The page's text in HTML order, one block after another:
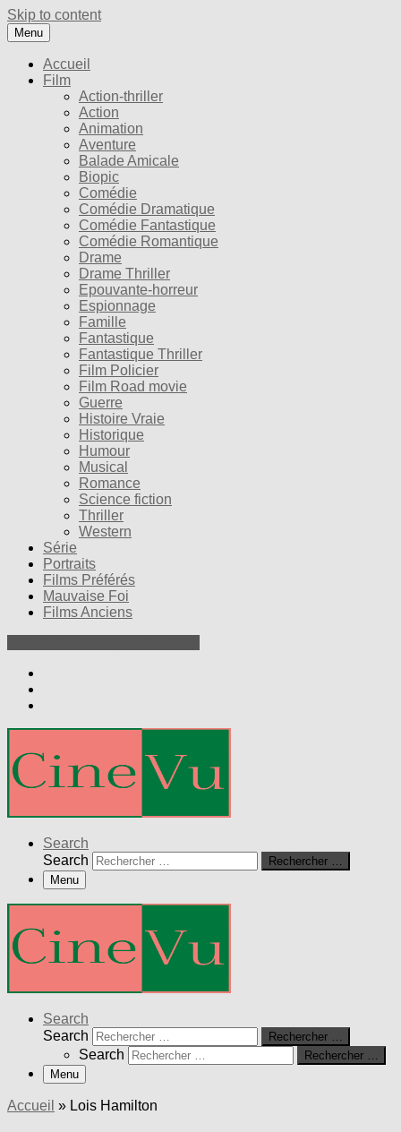
Skip to content
Menu
Accueil
Film
Action-thriller
Action
Animation
Aventure
Balade Amicale
Biopic
Comédie
Comédie Dramatique
Comédie Fantastique
Comédie Romantique
Drame
Drame Thriller
Epouvante-horreur
Espionnage
Famille
Fantastique
Fantastique Thriller
Film Policier
Film Road movie
Guerre
Histoire Vraie
Historique
Humour
Musical
Romance
Science fiction
Thriller
Western
Série
Portraits
Films Préférés
Mauvaise Foi
Films Anciens
Search
Search
Rechercher …
Menu
Search
Search
Rechercher …
Search
Rechercher …
Menu
Accueil » Lois Hamilton